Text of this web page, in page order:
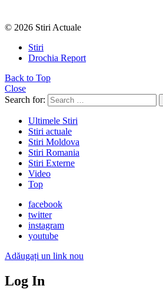
© 2026 Stiri Actuale
Stiri
Drochia Report
Back to Top
Close
Search for:
Ultimele Stiri
Stiri actuale
Stiri Moldova
Stiri Romania
Stiri Externe
Video
Top
facebook
twitter
instagram
youtube
Adăugați un link nou
Log In